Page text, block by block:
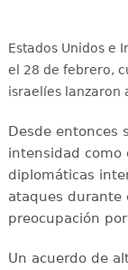
Estados Unidos e
el 28 de febrero,
israelíes lanzaron
Desde entonces
intensidad como
diplomáticas
ataques durante
preocupación
Un acuerdo de